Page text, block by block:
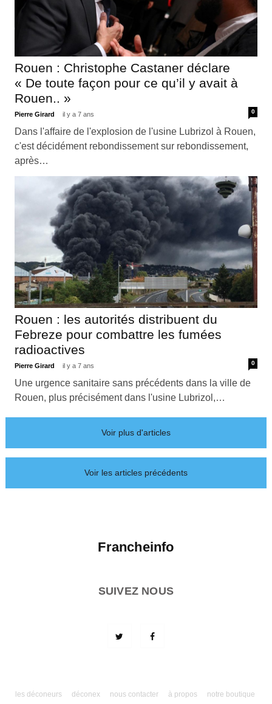
Rouen : Christophe Castaner déclare
« De toute façon pour ce qu’il y avait à
Rouen.. »
Pierre Girard il y a 7 ans 0
Dans l'affaire de l'explosion de l'usine Lubrizol à Rouen,
c'est décidément rebondissement sur rebondissement,
après…
Rouen : les autorités distribuent du
Febreze pour combattre les fumées
radioactives
Pierre Girard il y a 7 ans 0
Une urgence sanitaire sans précédents dans la ville de
Rouen, plus précisément dans l'usine Lubrizol,…
Voir plus d'articles
Voir les articles précédents
Francheinfo
SUIVEZ NOUS
les déconeurs déconex nous contacter à propos notre boutique